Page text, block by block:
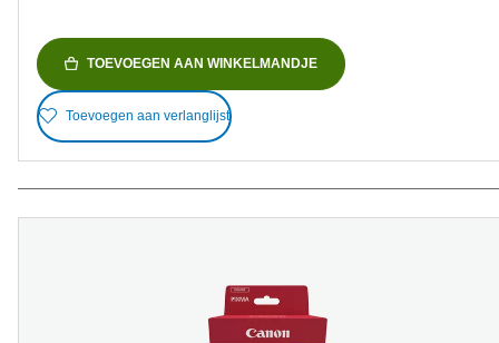
TOEVOEGEN AAN WINKELMANDJE
Toevoegen aan verlanglijst